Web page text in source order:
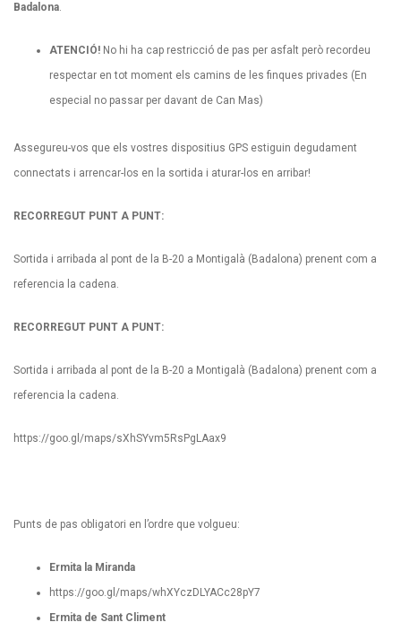
Badalona.
ATENCIÓ! No hi ha cap restricció de pas per asfalt però recordeu
respectar en tot moment els camins de les finques privades (En
especial no passar per davant de Can Mas)
Assegureu-vos que els vostres dispositius GPS estiguin degudament
connectats i arrencar-los en la sortida i aturar-los en arribar!
RECORREGUT PUNT A PUNT:
Sortida i arribada al pont de la B-20 a Montigalà (Badalona) prenent com a
referencia la cadena.
RECORREGUT PUNT A PUNT:
Sortida i arribada al pont de la B-20 a Montigalà (Badalona) prenent com a
referencia la cadena.
https://goo.gl/maps/sXhSYvm5RsPgLAax9
Punts de pas obligatori en l’ordre que volgueu:
Ermita la Miranda
https://goo.gl/maps/whXYczDLYACc28pY7
Ermita de Sant Climent